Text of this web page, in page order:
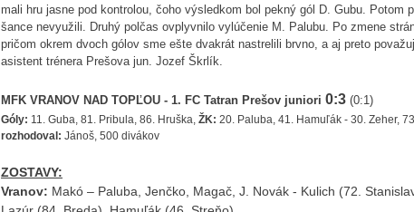
mali hru jasne pod kontrolou, čoho výsledkom bol pekný gól D. Gubu.
šance nevyužili. Druhý polčas ovplyvnilo vylúčenie M. Palubu. Po zmene
pričom okrem dvoch gólov sme ešte dvakrát nastrelili brvno, a aj preto
asistent trénera Prešova jun. Jozef Škrlík.
MFK VRANOV NAD TOPĽOU - 1. FC Tatran Prešov juniori 0:3 (0:1)
Góly: 11. Guba, 81. Pribula, 86. Hruška, ŽK: 20. Paluba, 41. Hamuľák - 30. Zeher,
rozhodoval: Jánoš, 500 divákov
ZOSTAVY:
Vranov: Makó – Paluba, Jenčko, Magač, J. Novák - Kulich (72.